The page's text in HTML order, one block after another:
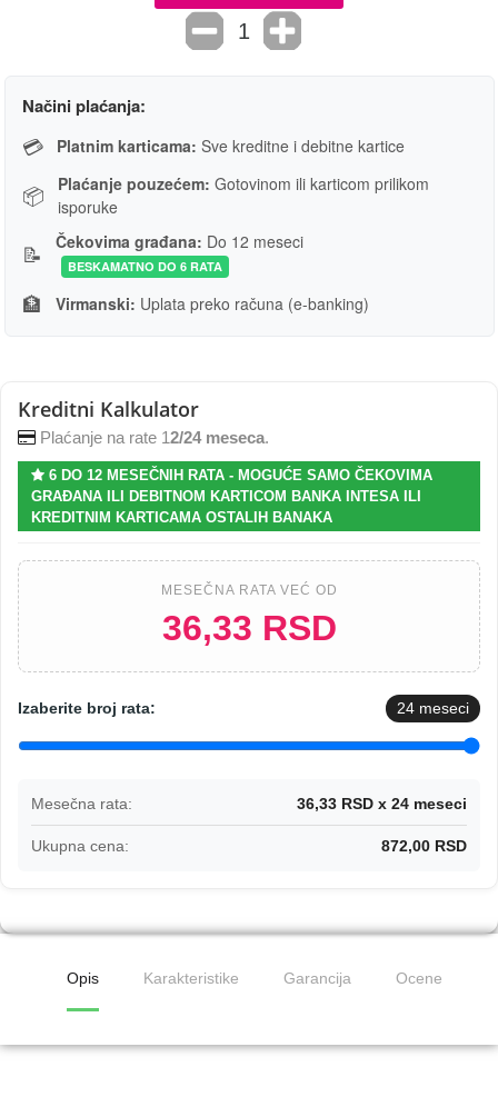
Načini plaćanja:
💳 Platnim karticama: Sve kreditne i debitne kartice
📦 Plaćanje pouzećem: Gotovinom ili karticom prilikom
isporuke
📝 Čekovima građana: Do 12 meseci
BESKAMATNO DO 6 RATA
🏦 Virmanski: Uplata preko računa (e-banking)
Kreditni Kalkulator
Plaćanje na rate 12/24 meseca.
6 DO 12 MESEČNIH RATA - MOGUĆE SAMO ČEKOVIMA
GRAĐANA ILI DEBITNOM KARTICOM BANKA INTESA ILI
KREDITNIM KARTICAMA OSTALIH BANAKA
MESEČNA RATA VEĆ OD
36,33 RSD
Izaberite broj rata: 24 meseci
Mesečna rata: 36,33 RSD x 24 meseci
Ukupna cena: 872,00 RSD
Opis Karakteristike Garancija Ocene